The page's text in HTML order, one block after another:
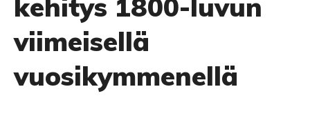
kehitys 1800-luvun
viimeisellä
vuosikymmenellä